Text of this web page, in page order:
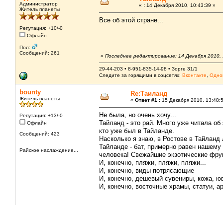
Администратор
Житель планеты
Репутация: +10/-0
Офлайн
Пол:
Сообщений: 261
« : 14 Декабря 2010, 10:43:39 »
Все об этой стране...
« Последнее редактирование: 14 Декабря
29-44-203 • 8-951-835-14-98 • Зорге 31/1
Следите за горящими в соцсетях: Вконтакте
bounty
Житель планеты
Репутация: +13/-0
Офлайн
Сообщений: 423
Райское наслаждение...
Re:Таиланд
« Ответ #1 : 15 Декабря 2010,
Не была, но очень хочу...
Тайланд - это рай. Много уже читала
кто уже был в Тайланде.
Насколько я знаю, в Ростове в
Тайланде - бат, примерно равен
человека! Свежайшие экзотические
И, конечно, пляжи, пляжи, пляжи...
И, конечно, виды потрясающие
И, конечно, дешевый сувениры, кожа,
И, конечно, восточные храмы, статуи,